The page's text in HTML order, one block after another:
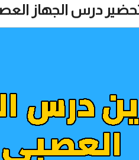
درس الجهاز